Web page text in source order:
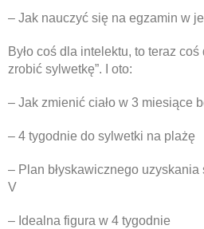
– Jak nauczyć się na egzamin w
Było coś dla intelektu, to teraz coś
zrobić sylwetkę”. I oto:
– Jak zmienić ciało w 3 miesiące
– 4 tygodnie do sylwetki na plażę
– Plan błyskawicznego uzyskania
V
– Idealna figura w 4 tygodnie